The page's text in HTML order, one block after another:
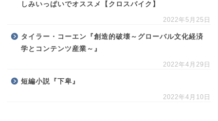
しみいっぱいでオススメ【クロスバイク】
2022年5月25日
タイラー・コーエン『創造的破壊～グローバル文化経済
学とコンテンツ産業～』
2022年4月29日
短編小説『下卑』
2022年4月10日